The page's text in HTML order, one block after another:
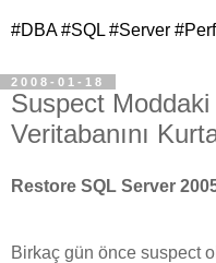
#DBA #SQL #Server
2008-01-18
Suspect
Veritabanını
Restore SQL Server
Birkaç gün önce suspect